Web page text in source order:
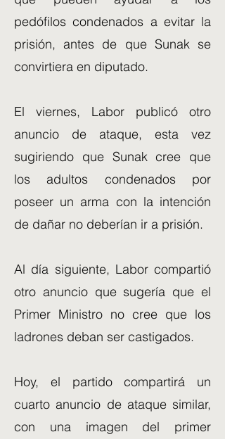
pedófilos condenados a evitar la
prisión, antes de que Sunak se
convirtiera en diputado.
El viernes, Labor publicó otro
anuncio de ataque, esta vez
sugiriendo que Sunak cree que
los adultos condenados por
poseer un arma con la intención
de dañar no deberían ir a prisión.
Al día siguiente, Labor compartió
otro anuncio que sugería que el
Primer Ministro no cree que los
ladrones deban ser castigados.
Hoy, el partido compartirá un
cuarto anuncio de ataque similar,
con una imagen del primer